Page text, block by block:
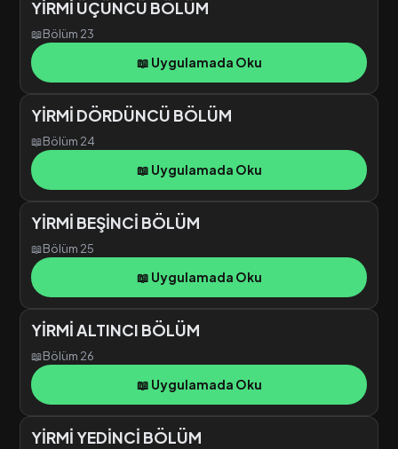
YİRMİ ÜÇÜNCÜ BÖLÜM
📖Bölüm 23
📖 Uygulamada Oku
YİRMİ DÖRDÜNCÜ BÖLÜM
📖Bölüm 24
📖 Uygulamada Oku
YİRMİ BEŞİNCİ BÖLÜM
📖Bölüm 25
📖 Uygulamada Oku
YİRMİ ALTINCI BÖLÜM
📖Bölüm 26
📖 Uygulamada Oku
YİRMİ YEDİNCİ BÖLÜM